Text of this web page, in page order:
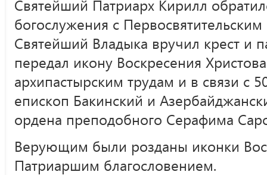
Святейший Патриарх Кирилл
богослужения с
Святейший Владыка вручил крест и
передал икону Воскресения
архипастырским трудам и в связи с
епископ Бакинский и
ордена преподобного Серафима
Верующим были розданы иконки
Патриаршим благословением.